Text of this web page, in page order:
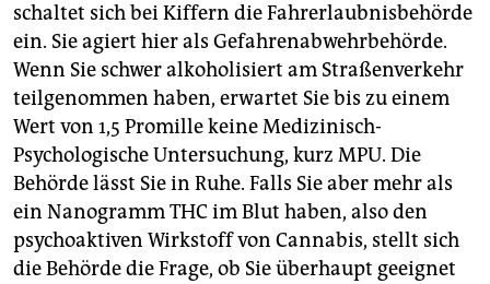
schaltet sich bei Kiffern die Fahrerlaubnisbehörde
ein. Sie agiert hier als Gefahrenabwehrbehörde.
Wenn Sie schwer alkoholisiert am Straßenverkehr
teilgenommen haben, erwartet Sie bis zu einem
Wert von 1,5 Promille keine Medizinisch-
Psychologische Untersuchung, kurz MPU. Die
Behörde lässt Sie in Ruhe. Falls Sie aber mehr als
ein Nanogramm THC im Blut haben, also den
psychoaktiven Wirkstoff von Cannabis, stellt sich
die Behörde die Frage, ob Sie überhaupt geeignet